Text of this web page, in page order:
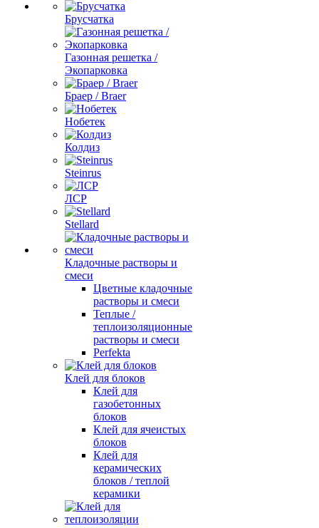
Брусчатка
Газонная решетка /
Экопарковка
Браер / Braer
Нобетек
Колдиз
Steinrus
ЛСР
Stellard
Кладочные растворы и
смеси
Цветные кладочные
растворы и смеси
Теплые /
теплоизоляционные
растворы и смеси
Perfekta
Клей для блоков
Клей для
газобетонных
блоков
Клей для ячеистых
блоков
Клей для
керамических
блоков / теплой
керамики